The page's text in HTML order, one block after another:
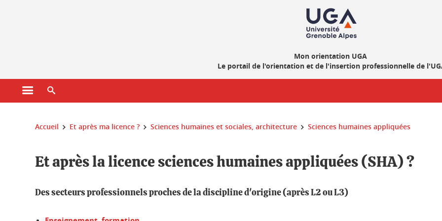
Mon orientation UGA
Le portail de l'orientation et de l'insertion professionnelle de
Ouvrir le menu principal
Vous êtes ici :
Accueil Et après ma licence ? Sciences humaines et sociales, architecture Sciences humaines appliquées
Et après la licence sciences humaines appliquées (SHA) ?
Des secteurs professionnels proches de la discipline d'origine (après L2 ou L3)